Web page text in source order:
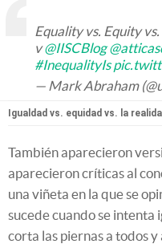
Equality vs. Equity
v@IISCBlog
#InequalityIs
— Mark Abraham
Igualdad vs. equidad vs. la
También aparecieron
aparecieron críticas al
una viñeta en la que se
sucede cuando se intenta
corta las piernas a todos